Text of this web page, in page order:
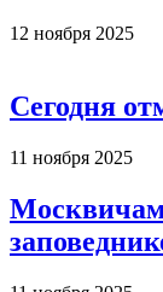
12 ноября 2025
Сегодня
11 ноября 2025